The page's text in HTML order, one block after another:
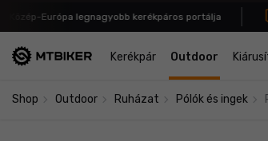
Európa legnagyobb kerékpáros portálja
Kerékpár Outdoor
Shop Outdoor Ruházat Pólók és ingek